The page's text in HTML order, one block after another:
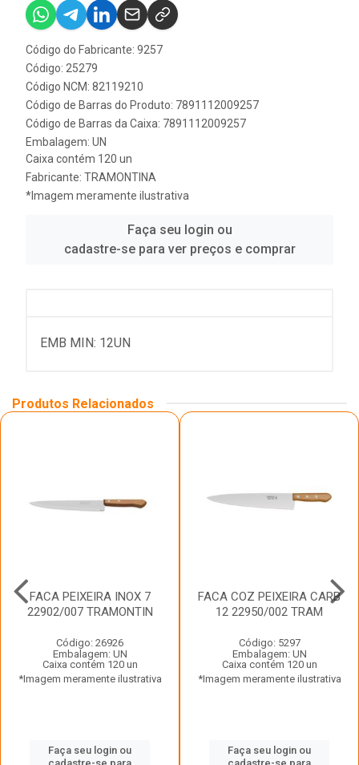
Código do Fabricante: 9257
Código: 25279
Código NCM: 82119210
Código de Barras do Produto: 7891112009257
Código de Barras da Caixa: 7891112009257
Embalagem: UN
Caixa contém 120 un
Fabricante: TRAMONTINA
*Imagem meramente ilustrativa
Faça seu login ou
cadastre-se para ver preços e comprar
EMB MIN: 12UN
Produtos Relacionados
FACA PEIXEIRA INOX 7
22902/007 TRAMONTIN
Código: 26926
Embalagem: UN
Caixa contém 120 un
*Imagem meramente ilustrativa
Faça seu login ou
FACA COZ PEIXEIRA CARB
12 22950/002 TRAM
Código: 5297
Embalagem: UN
Caixa contém 120 un
*Imagem meramente ilustrativa
Faça seu login ou